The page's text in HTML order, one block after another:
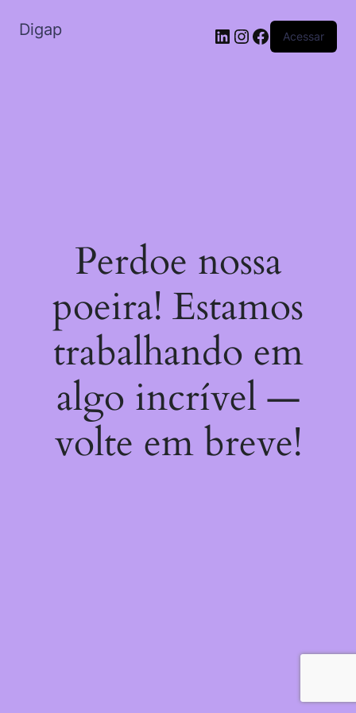
Digap Acessar
Perdoe nossa
poeira! Estamos
trabalhando em
algo incrível —
volte em breve!